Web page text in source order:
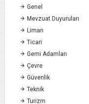
Genel
Mevzuat Duyuruları
Liman
Ticari
Gemi Adamları
Çevre
Güvenlik
Teknik
Turizm